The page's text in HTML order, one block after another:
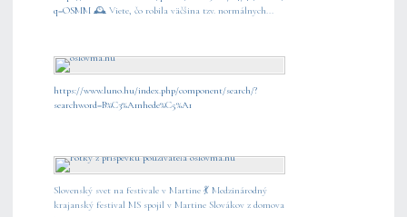
q=OSMM 🕰️ Viete, čo robila väčšina tzv. normálnych...
https://www.luno.hu/index.php/component/search/?
searchword=B%C3%A1nhede%C5%A1
Slovenský svet na festivale v Martine 💃 Medzinárodný
krajanský festival MS spojil v Martine Slovákov z domova